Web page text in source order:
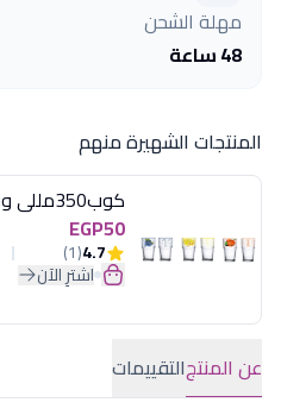
مهلة الشحن
48 ساعة
المنتجات الشهيرة منهم
كوب350مللى ورد هيريفين
EGP50
4.7
(1)
اشترِ الآن
عن المنتجالتقييمات